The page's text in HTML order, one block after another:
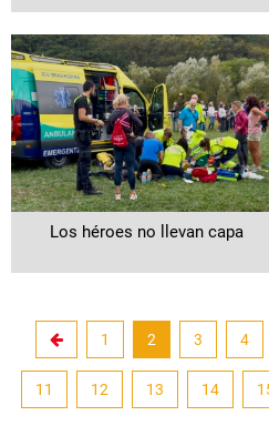
Los héroes no llevan capa
1 2 noticias.current
3 4
11 12 13 14